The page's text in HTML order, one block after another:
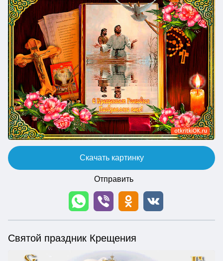
Скачать картинку
Отправить
Святой праздник Крещения